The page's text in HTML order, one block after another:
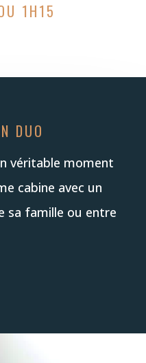
1H15
DUO
véritable moment
cabine avec un
sa famille ou entre